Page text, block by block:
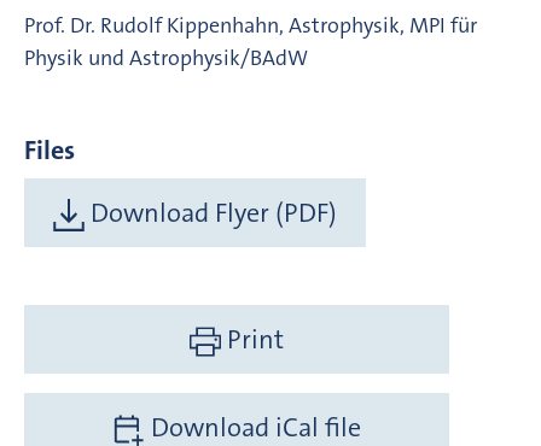
Prof. Dr. Rudolf Kippenhahn, Astrophysik, MPI für
Physik und Astrophysik/BAdW
Files
Download Flyer (PDF)
Print
Download iCal file